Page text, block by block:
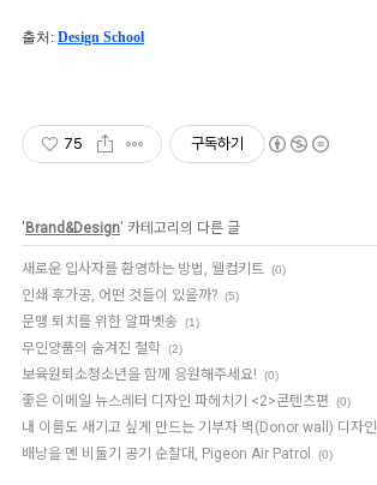
출처: Design School
75 구독하기
'Brand&Design' 카테고리의 다른 글
새로운 입사자를 환영하는 방법, 웰컴키트 (0)
인쇄 후가공, 어떤 것들이 있을까? (5)
문맹 퇴치를 위한 알파벳송 (1)
무인양품의 숨겨진 철학 (2)
보육원퇴소청소년을 함께 응원해주세요! (0)
좋은 이메일 뉴스레터 디자인 파헤치기 <2>콘텐츠편 (0)
내 이름도 새기고 싶게 만드는 기부자 벽(Donor wall) 디자인
배낭을 멘 비둘기 공기 순찰대, Pigeon Air Patrol (0)